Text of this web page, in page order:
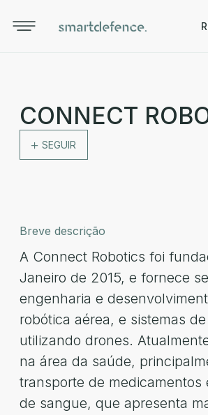
CONNECT
SEGUIR
Breve descrição
A Connect Robotics foi
Janeiro de 2015, e fornece
engenharia e
robótica aérea, e sistemas
utilizando drones.
na área da saúde,
transporte de medicamentos
de sangue, que apresenta